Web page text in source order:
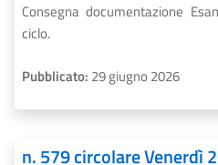
Consegna documentazione
ciclo.
Pubblicato: 29 giugno 2026